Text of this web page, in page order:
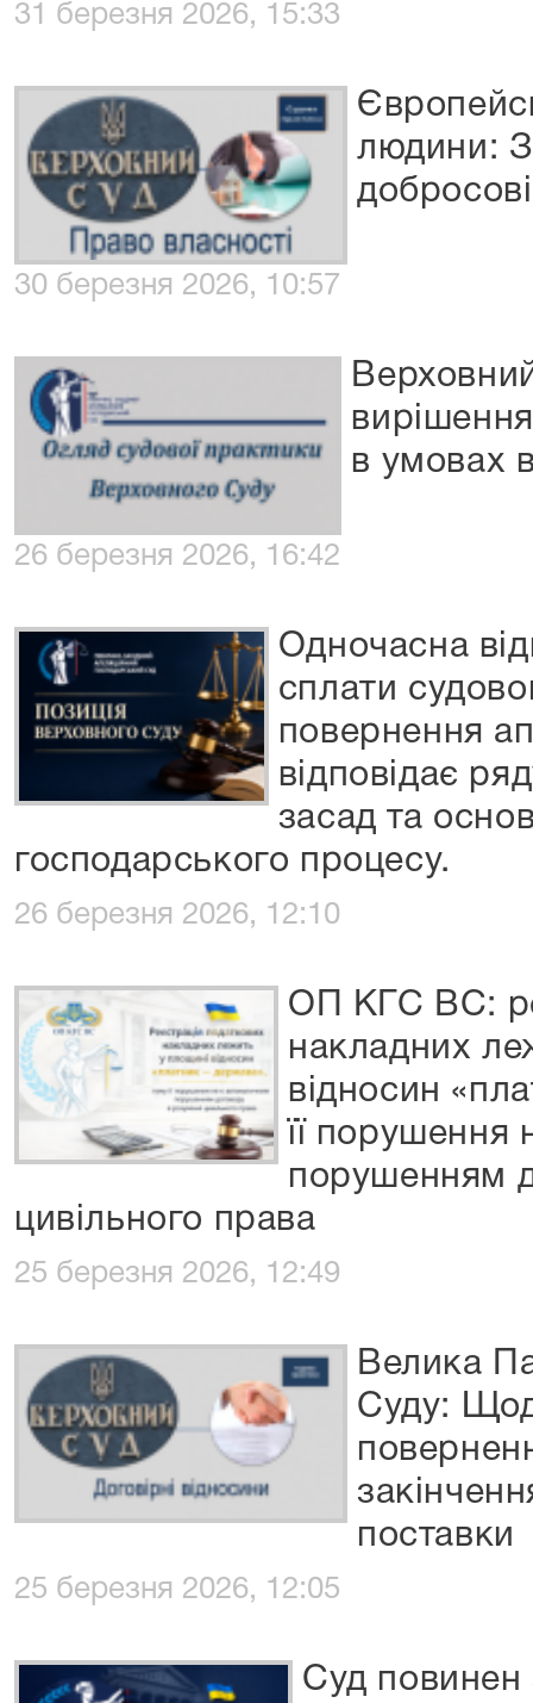
31 березня 2026, 15:33
людини:
30 березня 2026, 10:57
в умовах
26 березня 2026, 16:42
Одночасна
сплати
повернення
відповідає
засад та
господарського процесу.
26 березня 2026, 12:10
ОП КГС ВС:
накладних
відносин
її порушення
порушенням
цивільного права
25 березня 2026, 12:49
Велика
Суду:
поставки
25 березня 2026, 12:05
Суд повинен